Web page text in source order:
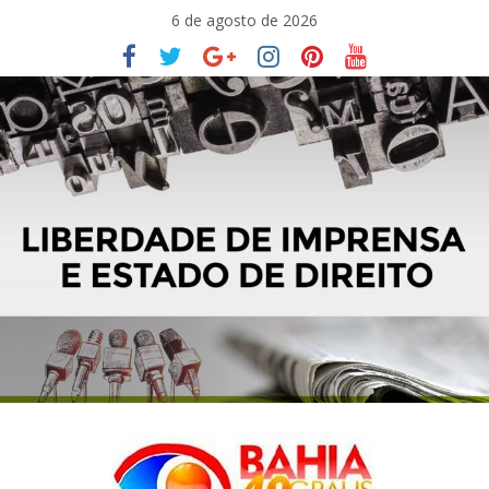
conteúdo
6 de agosto de 2026